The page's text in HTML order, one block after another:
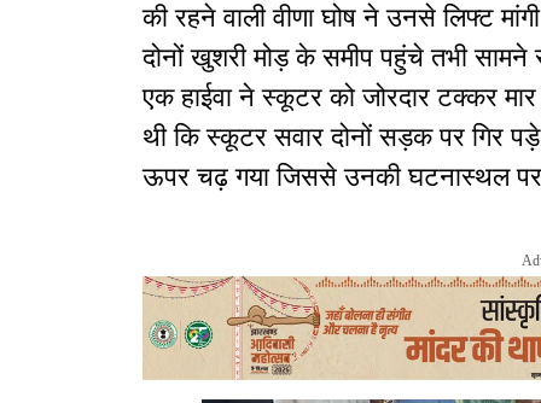
की रहने वाली वीणा घोष ने उनसे लिफ्ट
दोनों खुशरी मोड़ के समीप पहुंचे तभी
एक हाईवा ने स्कूटर को जोरदार टक्कर
थी कि स्कूटर सवार दोनों सड़क पर गिर
ऊपर चढ़ गया जिससे उनकी घटनास्थल पर